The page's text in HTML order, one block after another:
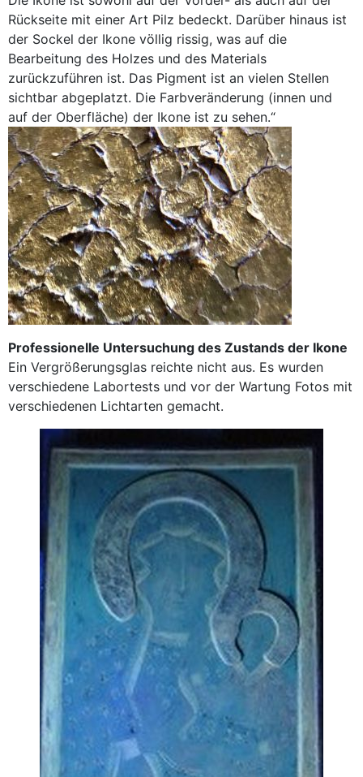
Rückseite mit einer Art Pilz bedeckt. Darüber hinaus ist
der Sockel der Ikone völlig rissig, was auf die
Bearbeitung des Holzes und des Materials
zurückzuführen ist. Das Pigment ist an vielen Stellen
sichtbar abgeplatzt. Die Farbveränderung (innen und
auf der Oberfläche) der Ikone ist zu sehen.“
Professionelle Untersuchung des Zustands der Ikone
Ein Vergrößerungsglas reichte nicht aus. Es wurden
verschiedene Labortests und vor der Wartung Fotos mit
verschiedenen Lichtarten gemacht.